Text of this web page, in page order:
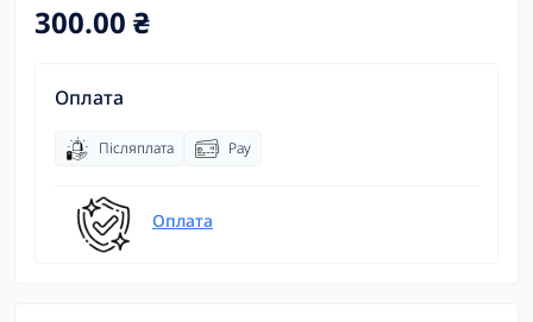
300.00 ₴
Оплата
Післяплата Pay
Оплата